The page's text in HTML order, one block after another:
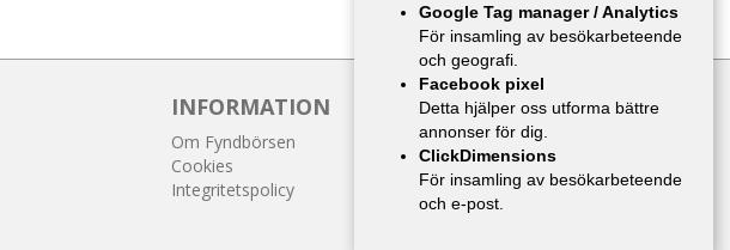
INFORMATION
Om Fyndbörsen
Cookies
Integritetspolicy
Google Tag manager / Analytics
För insamling av besökarbeteende
och geografi.
Facebook pixel
Detta hjälper oss utforma bättre
annonser för dig.
ClickDimensions
För insamling av besökarbeteende
och e-post.